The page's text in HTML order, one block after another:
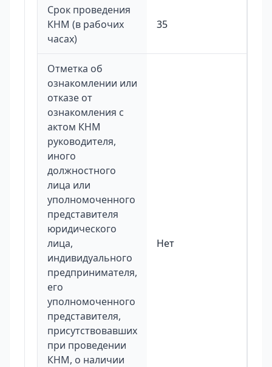
Срок проведения
КНМ (в рабочих
часах)
35
Отметка об
ознакомлении или
отказе от
ознакомления с
актом КНМ
руководителя,
иного
должностного
лица или
уполномоченного
представителя
юридического
лица,
индивидуального
предпринимателя,
его
уполномоченного
представителя,
присутствовавших
при проведении
КНМ, о наличии
Нет